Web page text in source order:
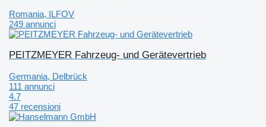
Romania, ILFOV
249 annunci
PEITZMEYER Fahrzeug- und Gerätevertrieb
Germania, Delbrück
111 annunci
4.7
47 recensioni